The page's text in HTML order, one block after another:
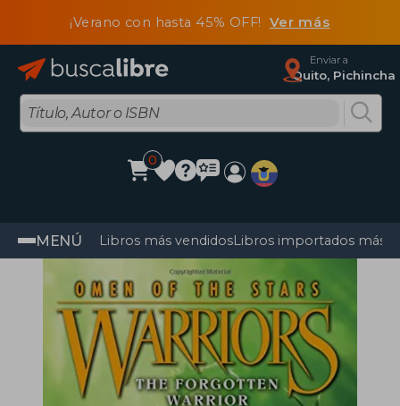
¡Verano con hasta 45% OFF! Ver más
Enviar a
Quito, Pichincha
0
MENÚ Libros más vendidosLibros importados más